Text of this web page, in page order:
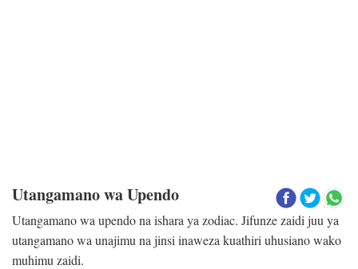
Utangamano wa Upendo
Utangamano wa upendo na ishara ya zodiac. Jifunze zaidi juu ya
utangamano wa unajimu na jinsi inaweza kuathiri uhusiano wako
muhimu zaidi.